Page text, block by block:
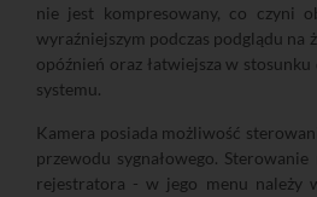
nie jest kompresowany, co czyni
wyraźniejszym podczas podglądu na
opóźnień oraz łatwiejsza w
systemu.
Kamera posiada możliwość
przewodu sygnałowego.
rejestratora - w jego menu należy